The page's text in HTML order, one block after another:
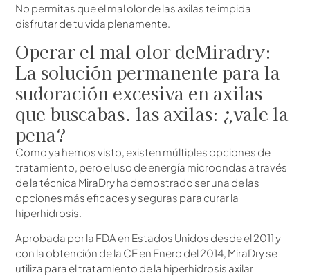
No permitas que el mal olor de las axilas te impida
disfrutar de tu vida plenamente.
Operar el mal olor deMiradry:
La solución permanente para la
sudoración excesiva en axilas
que buscabas. las axilas: ¿vale la
pena?
Como ya hemos visto, existen múltiples opciones de
tratamiento, pero el uso de energía microondas a través
de la técnica MiraDry ha demostrado ser una de las
opciones más eficaces y seguras para curar la
hiperhidrosis.
Aprobada por la FDA en Estados Unidos desde el 2011 y
con la obtención de la CE en Enero del 2014, MiraDry se
utiliza para el tratamiento de la hiperhidrosis axilar